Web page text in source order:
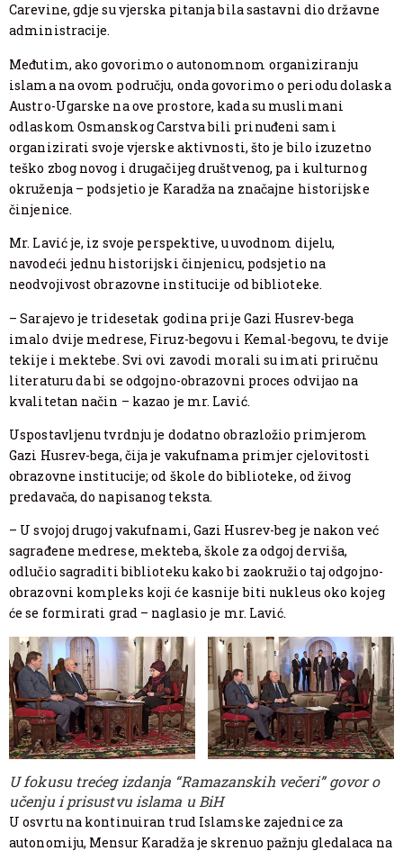
Carevine, gdje su vjerska pitanja bila sastavni dio državne
administracije.
Međutim, ako govorimo o autonomnom organiziranju
islama na ovom području, onda govorimo o periodu dolaska
Austro-Ugarske na ove prostore, kada su muslimani
odlaskom Osmanskog Carstva bili prinuđeni sami
organizirati svoje vjerske aktivnosti, što je bilo izuzetno
teško zbog novog i drugačijeg društvenog, pa i kulturnog
okruženja – podsjetio je Karadža na značajne historijske
činjenice.
Mr. Lavić je, iz svoje perspektive, u uvodnom dijelu,
navodeći jednu historijski činjenicu, podsjetio na
neodvojivost obrazovne institucije od biblioteke.
– Sarajevo je tridesetak godina prije Gazi Husrev-bega
imalo dvije medrese, Firuz-begovu i Kemal-begovu, te dvije
tekije i mektebe. Svi ovi zavodi morali su imati priručnu
literaturu da bi se odgojno-obrazovni proces odvijao na
kvalitetan način – kazao je mr. Lavić.
Uspostavljenu tvrdnju je dodatno obrazložio primjerom
Gazi Husrev-bega, čija je vakufnama primjer cjelovitosti
obrazovne institucije; od škole do biblioteke, od živog
predavača, do napisanog teksta.
– U svojoj drugoj vakufnami, Gazi Husrev-beg je nakon već
sagrađene medrese, mekteba, škole za odgoj derviša,
odlučio sagraditi biblioteku kako bi zaokružio taj odgojno-
obrazovni kompleks koji će kasnije biti nukleus oko kojeg
će se formirati grad – naglasio je mr. Lavić.
U fokusu trećeg izdanja “Ramazanskih večeri” govor o
učenju i prisustvu islama u BiH
U osvrtu na kontinuiran trud Islamske zajednice za
autonomiju, Mensur Karadža je skrenuo pažnju gledalaca na